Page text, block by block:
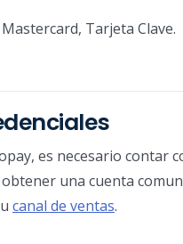
Mastercard, Tarjeta Clave.
es necesario contar
una cuenta
canal de ventas.